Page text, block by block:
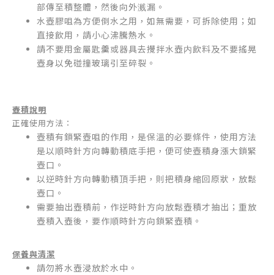
部傳至積整體，然後向外溅漏。
水壺膠咀為方便倒水之用，如無需要，可拆除使用；如
直接飲用，請小心沸騰熱水。
請不要用金屬匙羹或器具去攪拌水壺内飲料及不要搖晃
壺身以免碰撞玻璃引至碎裂。
壺積說明
正確使用方法：
壺積有鎖緊壺咀的作用，是保溫的必要條件，使用方法
是以順時針方向轉動積底手把，便可使壺積身漲大鎖緊
壺口。
以逆時針方向轉動積頂手把，則把積身縮回原狀，放鬆
壺口。
需要抽出壺積前，作逆時針方向放鬆壺積才抽出；重放
壺積入壺後，要作順時針方向鎖緊壺積。
保養與清潔
請勿將水壺浸放於水中。